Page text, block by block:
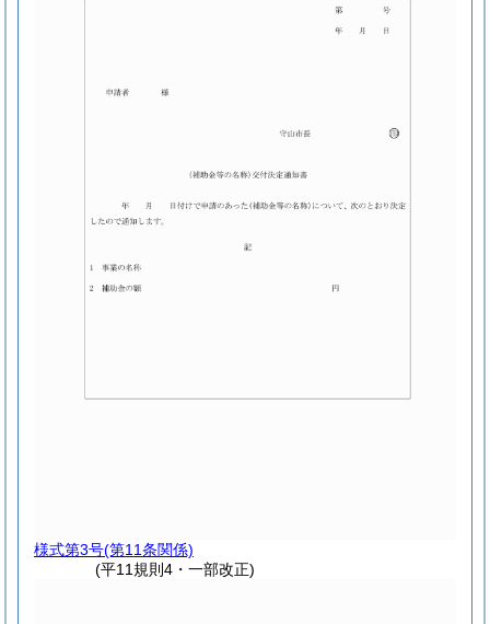
様式第3号(第11条関係)
(平11規則4・一部改正)